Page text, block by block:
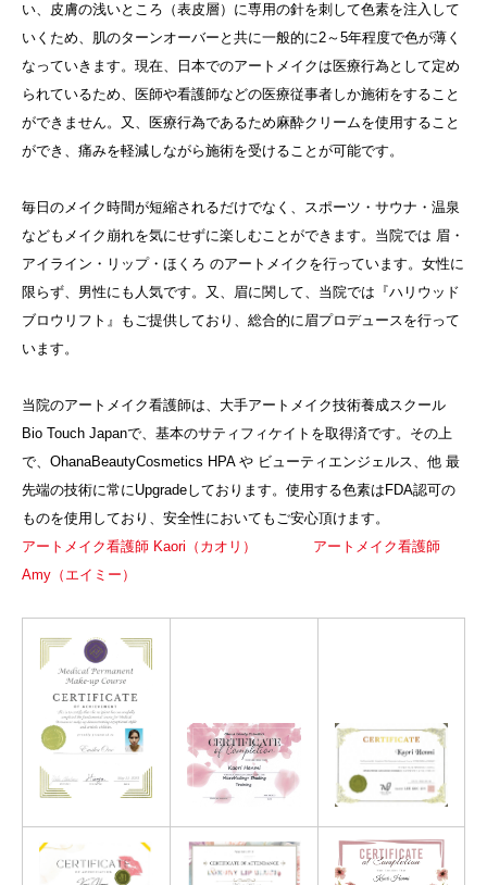
い、皮膚の浅いところ（表皮層）に専用の針を刺して色素を注入して
いくため、肌のターンオーバーと共に一般的に2～5年程度で色が薄く
なっていきます。現在、日本でのアートメイクは医療行為として定め
られているため、医師や看護師などの医療従事者しか施術をすること
ができません。又、医療行為であるため麻酔クリームを使用すること
ができ、痛みを軽減しながら施術を受けることが可能です。
毎日のメイク時間が短縮されるだけでなく、スポーツ・サウナ・温泉
などもメイク崩れを気にせずに楽しむことができます。当院では 眉・
アイライン・リップ・ほくろ のアートメイクを行っています。女性に
限らず、男性にも人気です。又、眉に関して、当院では『ハリウッド
ブロウリフト』もご提供しており、総合的に眉プロデュースを行って
います。
当院のアートメイク看護師は、大手アートメイク技術養成スクール
Bio Touch Japanで、基本のサティフィケイトを取得済です。その上
で、OhanaBeautyCosmetics HPA や ビューティエンジェルス、他 最
先端の技術に常にUpgradeしております。使用する色素はFDA認可の
ものを使用しており、安全性においてもご安心頂けます。
アートメイク看護師 Kaori（カオリ）
アートメイク看護師
Amy（エイミー）